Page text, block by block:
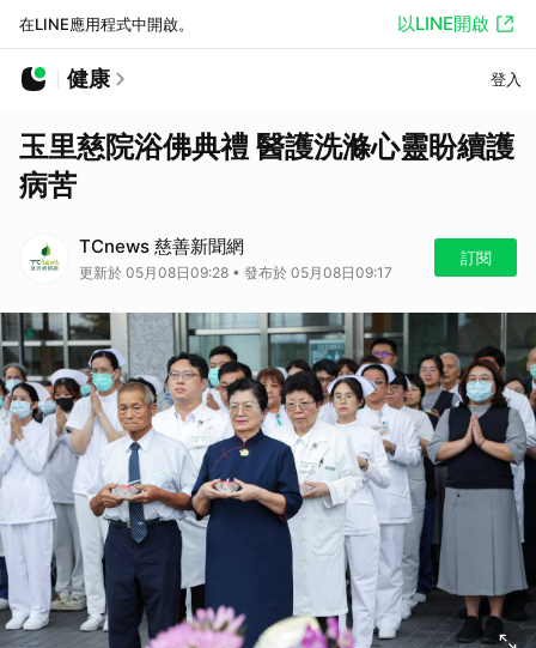
在LINE應用程式中開啟。 以LINE開啟
健康 登入
玉里慈院浴佛典禮 醫護洗滌心靈盼續護
病苦
TCnews 慈善新聞網
更新於 05月08日09:28 • 發布於 05月08日09:17
訂閱